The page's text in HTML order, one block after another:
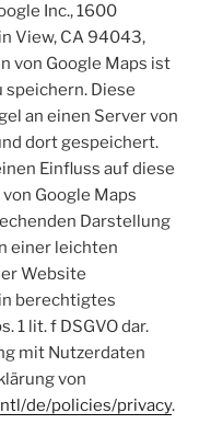
Inc., 1600
View, CA 94043,
von Google Maps ist
speichern. Diese
an einen Server von
dort gespeichert.
Einfluss auf diese
Google Maps
Darstellung
einer leichten
Website
berechtigtes
1 lit. f DSGVO dar.
mit Nutzerdaten
von
de/policies/privacy.